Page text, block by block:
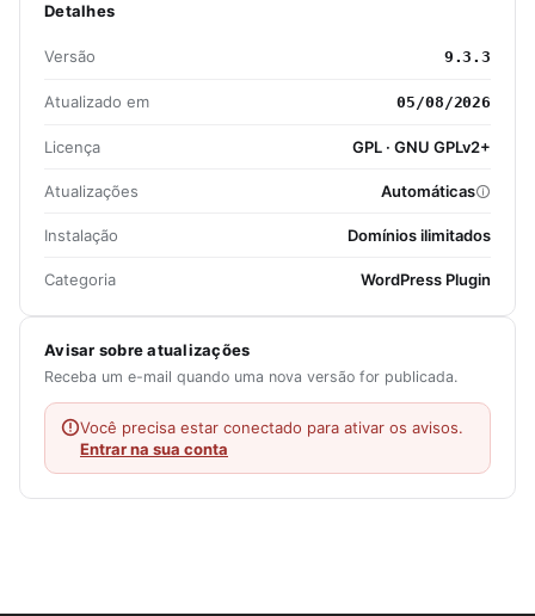
Detalhes
Versão 9.3.3
Atualizado em 05/08/2026
Licença GPL · GNU GPLv2+
Atualizações Automáticas
Instalação Domínios ilimitados
Categoria WordPress Plugin
Avisar sobre atualizações
Receba um e-mail quando uma nova versão for publicada.
Você precisa estar conectado para ativar os avisos.
Entrar na sua conta